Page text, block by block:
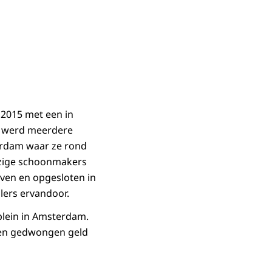
met een in
meerdere
waar ze rond
schoonmakers
en opgesloten in
ervandoor.
in Amsterdam.
gedwongen geld